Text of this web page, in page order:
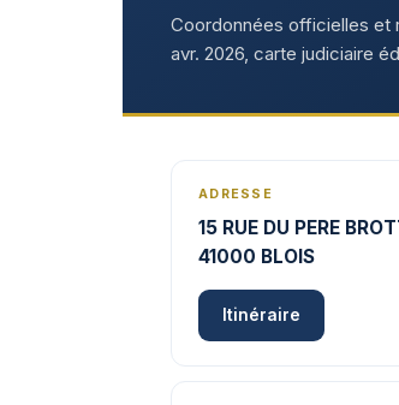
Coordonnées officielles
avr. 2026, carte judiciaire
ADRESSE
15 RUE DU PERE
41000 BLOIS
Itinéraire